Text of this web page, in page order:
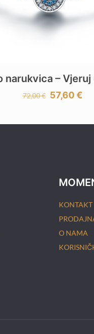
narukvica – Vjeruj
72,00€ Izvorna
bila
57,60€
je:
KONTAKT
O NAMA